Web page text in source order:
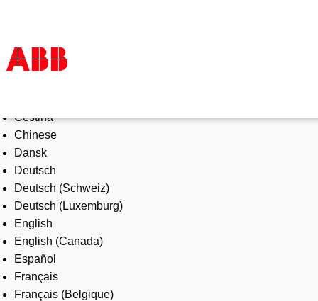
Products & Solutions
Industries
Services
About us
Where to buy
Contact us
Careers
Čeština
Chinese
Dansk
Deutsch
Deutsch (Schweiz)
Deutsch (Luxemburg)
English
English (Canada)
Español
Français
Français (Belgique)